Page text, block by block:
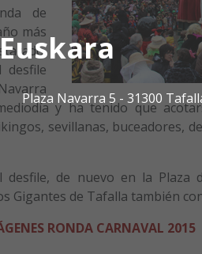
Euskara
Plaza Navarra 5 - 31300
de
más
desfile
y ha tenido que
sevillanas, buceadores,
desfile, de nuevo en la
Gigantes de Tafalla también
RONDA CARNAVAL 2015